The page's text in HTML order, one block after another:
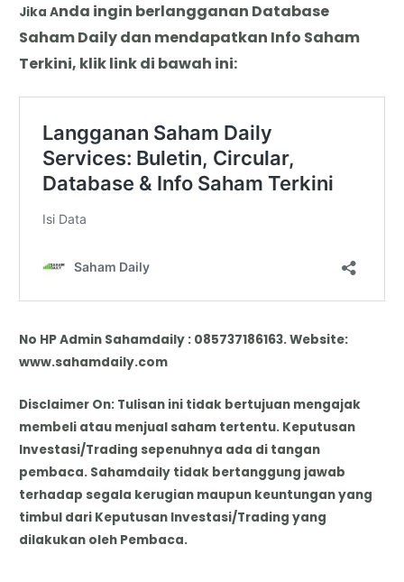
Jika Anda ingin berlangganan Database
Saham Daily dan mendapatkan Info Saham
Terkini, klik link di bawah ini:
No HP Admin Sahamdaily : 085737186163. Website:
www.sahamdaily.com
Disclaimer On: Tulisan ini tidak bertujuan mengajak
membeli atau menjual saham tertentu. Keputusan
Investasi/Trading sepenuhnya ada di tangan
pembaca. Sahamdaily tidak bertanggung jawab
terhadap segala kerugian maupun keuntungan yang
timbul dari Keputusan Investasi/Trading yang
dilakukan oleh Pembaca.